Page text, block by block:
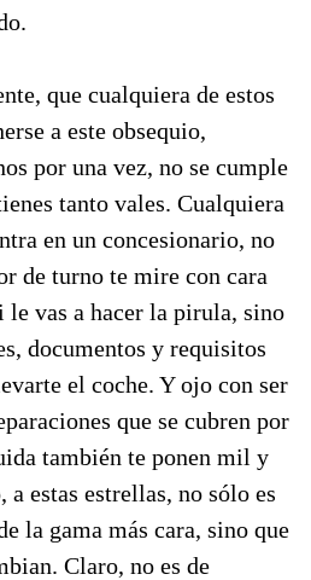
que cualquiera de estos
a este obsequio,
por una vez, no se cumple
tanto vales. Cualquiera
en un concesionario, no
de turno te mire con cara
le vas a hacer la pirula, sino
documentos y requisitos
el coche. Y ojo con ser
que se cubren por
también te ponen mil y
a estas estrellas, no sólo es
la gama más cara, sino que
Claro, no es de